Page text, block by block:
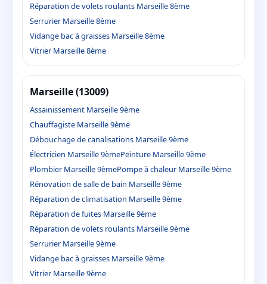
Réparation de volets roulants Marseille 8ème
Serrurier Marseille 8ème
Vidange bac à graisses Marseille 8ème
Vitrier Marseille 8ème
Marseille (13009)
Assainissement Marseille 9ème
Chauffagiste Marseille 9ème
Débouchage de canalisations Marseille 9ème
Électricien Marseille 9èmePeinture Marseille 9ème
Plombier Marseille 9èmePompe à chaleur Marseille 9ème
Rénovation de salle de bain Marseille 9ème
Réparation de climatisation Marseille 9ème
Réparation de fuites Marseille 9ème
Réparation de volets roulants Marseille 9ème
Serrurier Marseille 9ème
Vidange bac à graisses Marseille 9ème
Vitrier Marseille 9ème